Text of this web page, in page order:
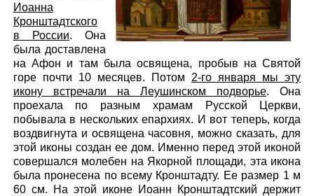
Иоанна
Кронштадтского
в России. Она
была доставлена
на Афон и там была освящена, пробыв на Святой
горе почти 10 месяцев. Потом 2-го января мы эту
икону встречали на Леушинском подворье. Она
проехала по разным храмам Русской Церкви,
побывала в нескольких епархиях. И вот теперь, когда
воздвигнута и освящена часовня, можно сказать, для
этой иконы создан ее дом. Именно перед этой иконой
совершался молебен на Якорной площади, эта икона
была пронесена по всему Кронштадту. Ее размер 1 м
60 см. На этой иконе Иоанн Кронштадтский держит